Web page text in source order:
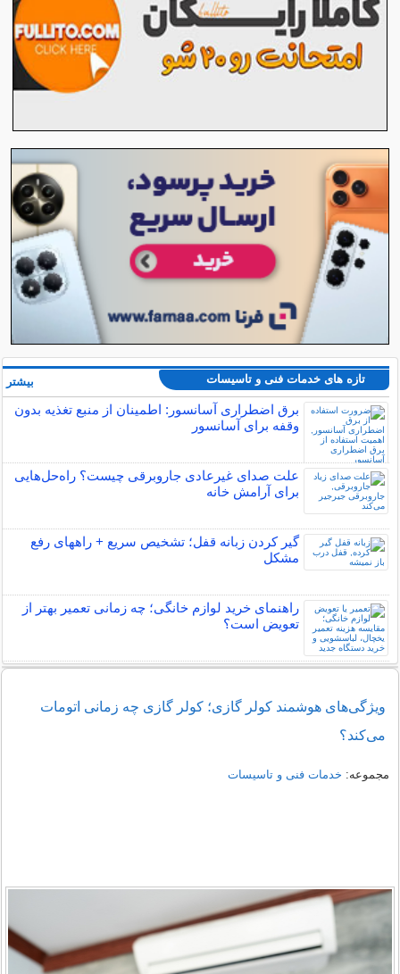
تازه های خدمات فنی و تاسیسات
برق اضطراری آسانسور: اطمینان از منبع تغذیه بدون
وقفه برای آسانسور
علت صدای غیرعادی جاروبرقی چیست؟ راه‌حل‌هایی
برای آرامش خانه
گیر کردن زبانه قفل؛ تشخیص سریع + راههای رفع
مشکل
راهنمای خرید لوازم خانگی؛ چه زمانی تعمیر بهتر از
تعویض است؟
بیشتر
ویژگی‌های هوشمند کولر گازی؛ کولر گازی چه زمانی اتومات
می‌کند؟
مجموعه: خدمات فنی و تاسیسات